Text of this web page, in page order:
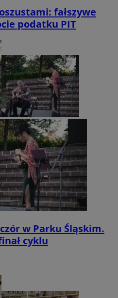
fałszywe
podatku PIT
w Parku Śląskim.
cyklu